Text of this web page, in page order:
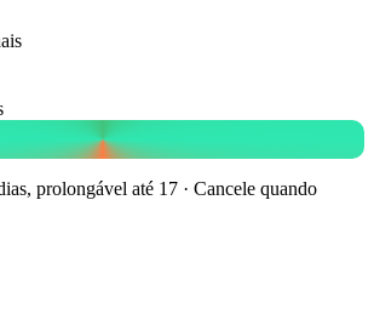
prolongável até 17 · Cancele quando